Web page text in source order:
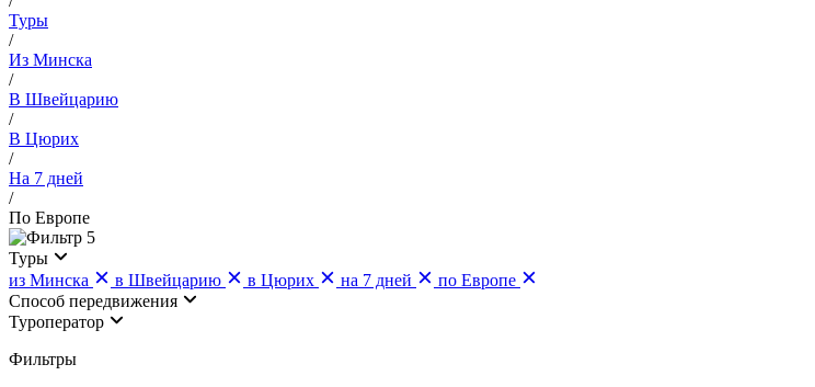
Туры
/
Из Минска
/
В Швейцарию
/
В Цюрих
/
На 7 дней
/
По Европе
5
Туры
из Минска
в Швейцарию в Цюрих на 7 дней
по Европе
Cпособ передвижения
Туроператор
Фильтры